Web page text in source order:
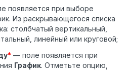
появляется при выборе
Из раскрывающегося списка
столбчатый вертикальный,
линейный или круговой;
* — поле появляется при
График. Отметьте опцию,